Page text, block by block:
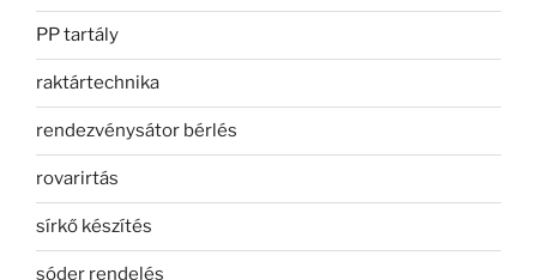
PP tartály
raktártechnika
rendezvénysátor bérlés
rovarirtás
sírkő készítés
sóder rendelés